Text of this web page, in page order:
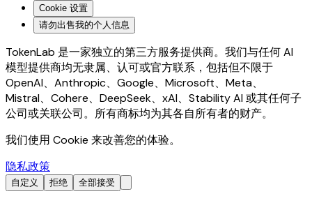
Cookie 设置
请勿出售我的个人信息
TokenLab 是一家独立的第三方服务提供商。我们与任何 AI
模型提供商均无隶属、认可或官方联系，包括但不限于
OpenAI、Anthropic、Google、Microsoft、Meta、
Mistral、Cohere、DeepSeek、xAI、Stability AI 或其任何子
公司或关联公司。所有商标均为其各自所有者的财产。
我们使用 Cookie 来改善您的体验。
隐私政策
自定义 拒绝 全部接受